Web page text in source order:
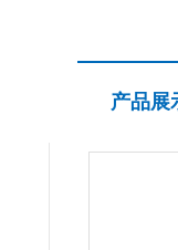
产品展